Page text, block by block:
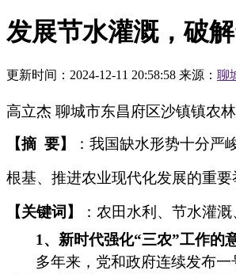
发展节水灌溉，破
更新时间： 2024-12-11 20:58:58 来源： 聊
高立杰 聊城市东昌府区沙镇镇农
【摘 要】 ：我国缺水形势十分
根基、推进农业现代化发展的重
【关键词】
：农田水利、节水灌
1、新时代强化“三农”工作的
多年来，党和政府连续发布